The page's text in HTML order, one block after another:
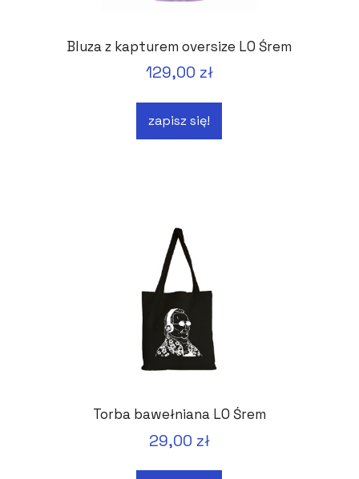
Bluza z kapturem oversize LO Śrem
129,00 zł
zapisz się!
Torba bawełniana LO Śrem
29,00 zł